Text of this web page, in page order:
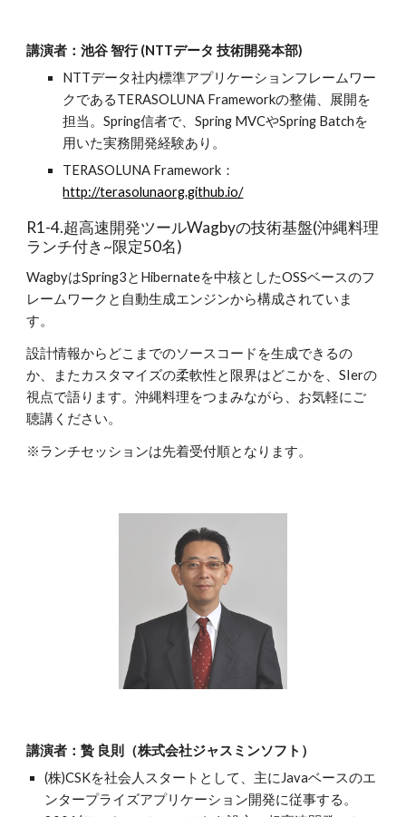
講演者：池谷 智行 (NTTデータ 技術開発本部)
NTTデータ社内標準アプリケーションフレームワー
クであるTERASOLUNA Frameworkの整備、展開を
担当。Spring信者で、Spring MVCやSpring Batchを
用いた実務開発経験あり。
TERASOLUNA Framework：
http://terasolunaorg.github.io/
R1-4.超高速開発ツールWagbyの技術基盤(沖縄料理
ランチ付き~限定50名)
WagbyはSpring3とHibernateを中核としたOSSベースのフ
レームワークと自動生成エンジンから構成されていま
す。
設計情報からどこまでのソースコードを生成できるの
か、またカスタマイズの柔軟性と限界はどこかを、SIerの
視点で語ります。沖縄料理をつまみながら、お気軽にご
聴講ください。
※ランチセッションは先着受付順となります。
講演者：贄 良則（株式会社ジャスミンソフト）
(株)CSKを社会人スタートとして、主にJavaベースのエ
ンタープライズアプリケーション開発に従事する。